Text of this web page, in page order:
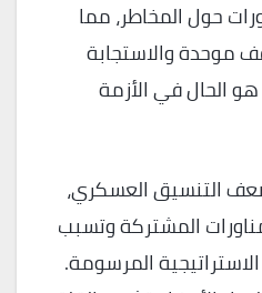
حول المخاطر، مما
موحدة والاستجابة
الحال في الأزمة
التنسيق العسكري،
المشتركة وتسبب
المرسومة.